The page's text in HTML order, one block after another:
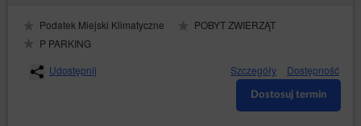
Podatek Miejski Klimatyczne
POBYT ZWIERZĄT
P PARKING
Udostępnij
Szczegóły Dostępność
Dostosuj termin